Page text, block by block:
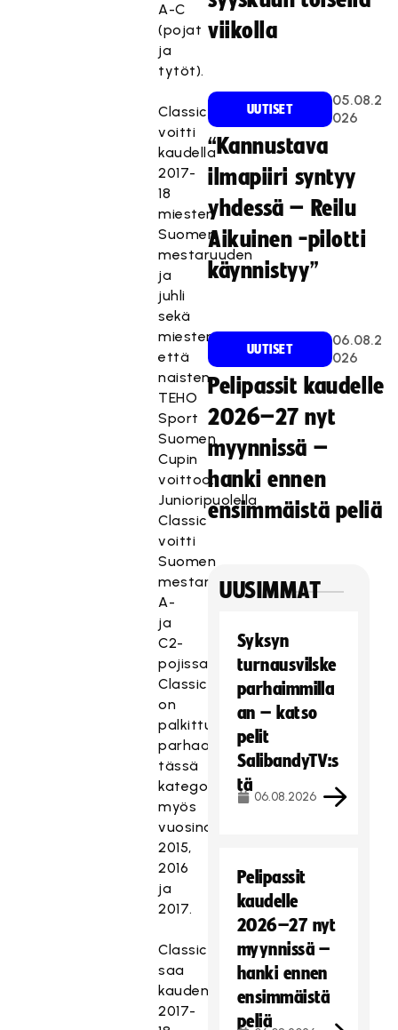
A-C
(pojat
ja
tytöt).
Classic
voitti
kaudella
2017-
18
miesten
Suomen
mestaruuden
ja
juhli
sekä
miesten
että
naisten
TEHO
Sport
Suomen
Cupin
voittoa.
Junioripuolella
Classic
voitti
Suomen
mestaruudet
A-
ja
C2-
pojissa.
Classic
on
palkittu
parhaana
tässä
kategoriassa
myös
vuosina
2015,
2016
ja
2017.
Classic
saa
kauden
2017-
viikolla
UUTISET
05.08.2
026
“Kannustava
ilmapiiri syntyy
yhdessä – Reilu
Aikuinen -pilotti
käynnistyy”
UUTISET
06.08.2
026
Pelipassit kaudelle
2026–27 nyt
myynnissä –
hanki ennen
ensimmäistä peliä
UUSIMMAT
Syksyn
turnausvilske
parhaimmilla
an – katso
pelit
SalibandyTV:s
tä
06.08.2026
Pelipassit
kaudelle
2026–27 nyt
myynnissä –
hanki ennen
ensimmäistä
peliä